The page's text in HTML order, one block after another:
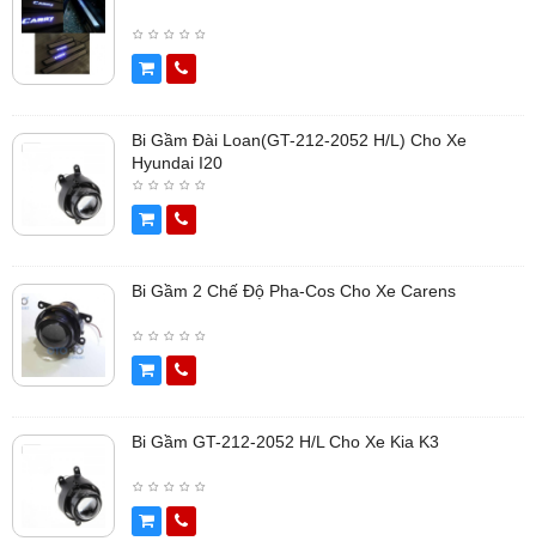
Bi Gầm Đài Loan(GT-212-2052 H/L) Cho Xe
Hyundai I20
Bi Gầm 2 Chế Độ Pha-Cos Cho Xe Carens
Bi Gầm GT-212-2052 H/L Cho Xe Kia K3